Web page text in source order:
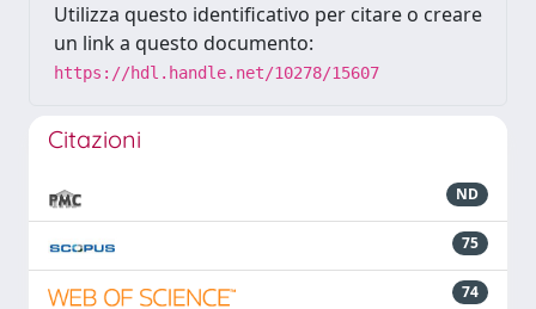
Utilizza questo identificativo per citare o creare
un link a questo documento:
https://hdl.handle.net/10278/15607
Citazioni
ND
75
74